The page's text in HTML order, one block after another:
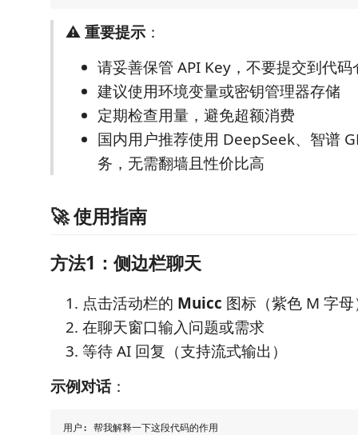
⚠️重要提示 ：
请妥善保管 API Key，不要提交到代码
建议使用环境变量或密钥管理器存储
定期检查用量，避免超额消费
国内用户推荐使用 DeepSeek、智谱
务，无需翻墙且性价比高
🚀 使用指南
方法1：侧边栏聊天
点击活动栏的 Muicc 图标（紫色 M 字母
在聊天窗口输入问题或需求
等待 AI 回复（支持流式输出）
示例对话：
用户: 帮我解释一下这段代码的作用